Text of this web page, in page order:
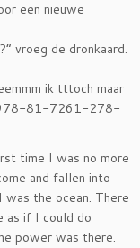
een nieuwe
vroeg de dronkaard.
ik tttoch maar
978-81-7261-278-
time I was no more
and fallen into
the ocean. There
as if I could do
power was there.